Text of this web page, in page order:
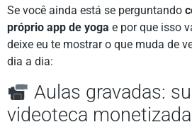
Se você ainda está se perguntando
próprio app de yoga e por que isso
deixe eu te mostrar o que muda de
dia a dia:
Aulas gravadas:
videoteca monetizada